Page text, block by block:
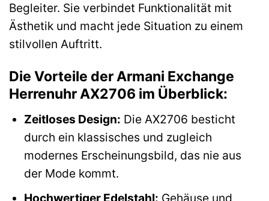
Begleiter. Sie verbindet Funktionalität mit
Ästhetik und macht jede Situation zu einem
stilvollen Auftritt.
Die Vorteile der Armani Exchange
Herrenuhr AX2706 im Überblick:
Zeitloses Design: Die AX2706 besticht
durch ein klassisches und zugleich
modernes Erscheinungsbild, das nie aus
der Mode kommt.